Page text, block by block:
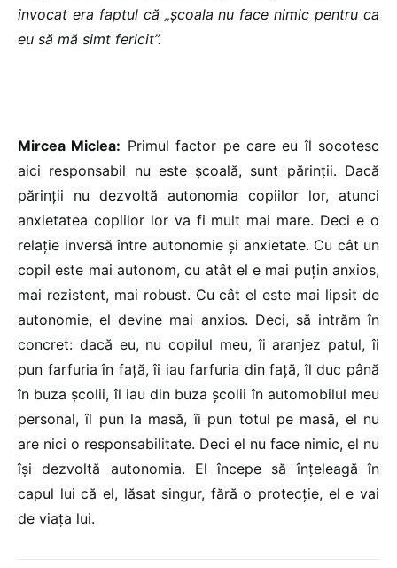
invocat era faptul că „școala nu face nimic pentru ca
eu să mă simt fericit”.
Mircea Miclea: Primul factor pe care eu îl socotesc
aici responsabil nu este școală, sunt părinții. Dacă
părinții nu dezvoltă autonomia copiilor lor, atunci
anxietatea copiilor lor va fi mult mai mare. Deci e o
relație inversă între autonomie și anxietate. Cu cât un
copil este mai autonom, cu atât el e mai puțin anxios,
mai rezistent, mai robust. Cu cât el este mai lipsit de
autonomie, el devine mai anxios. Deci, să intrăm în
concret: dacă eu, nu copilul meu, îi aranjez patul, îi
pun farfuria în față, îi iau farfuria din față, îl duc până
în buza școlii, îl iau din buza școlii în automobilul meu
personal, îl pun la masă, îi pun totul pe masă, el nu
are nici o responsabilitate. Deci el nu face nimic, el nu
își dezvoltă autonomia. El începe să înțeleagă în
capul lui că el, lăsat singur, fără o protecție, el e vai
de viața lui.